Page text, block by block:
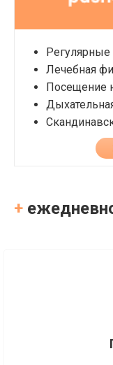
Регулярные
Лечебная
Посещение
+